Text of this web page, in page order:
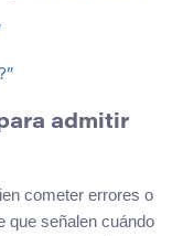
admitir
cometer errores o
que señalen cuándo